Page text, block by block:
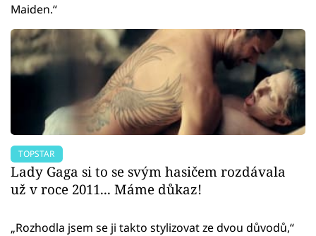
Maiden.“
TOPSTAR
Lady Gaga si to se svým hasičem rozdávala
už v roce 2011... Máme důkaz!
„Rozhodla jsem se ji takto stylizovat ze dvou důvodů,“